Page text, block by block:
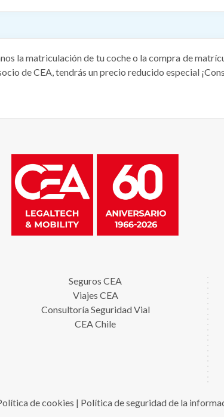
la matriculación de tu coche o la compra de
de CEA, tendrás un precio reducido especial
Seguros CEA
Viajes CEA
Consultoría Seguridad Vial
CEA Chile
de cookies | Política de seguridad de la